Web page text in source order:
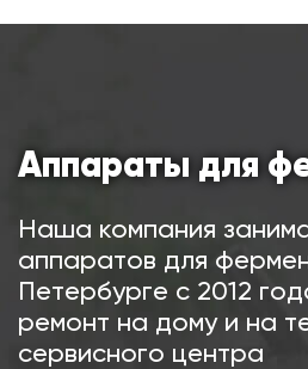
Аппараты для
Наша компания
аппаратов для
Петербурге с 2012
ремонт на дому и на
сервисного центра